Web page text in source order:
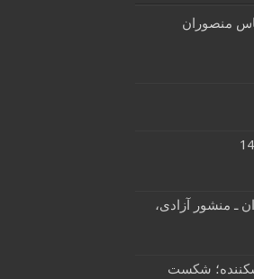
منصوران
ـ منشور آزادی،
شکست